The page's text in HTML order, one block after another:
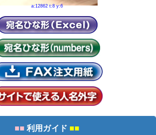
a:12862 t:8 y:6
■■利用ガイド ■■